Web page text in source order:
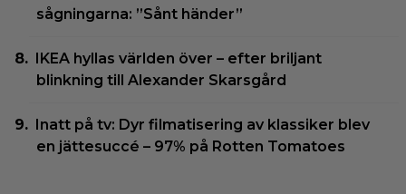
sågningarna: ”Sånt händer”
IKEA hyllas världen över – efter briljant
blinkning till Alexander Skarsgård
Inatt på tv: Dyr filmatisering av klassiker blev
en jättesuccé – 97% på Rotten Tomatoes